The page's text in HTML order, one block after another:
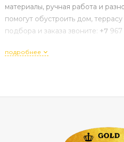
материалы, ручная работа и
помогут обустроить дом, террасу
подбора и заказа звоните: +7 967
Почемувыбирают
— удобно
подробнее